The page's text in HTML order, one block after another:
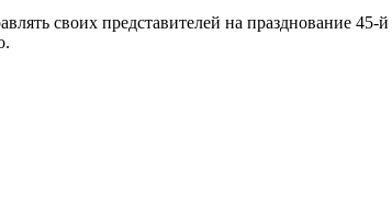
своих представителей на празднование